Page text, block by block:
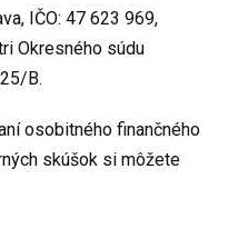
IČO: 47 623 969,
Okresného súdu
B.
osobitného finančného
skúšok si môžete